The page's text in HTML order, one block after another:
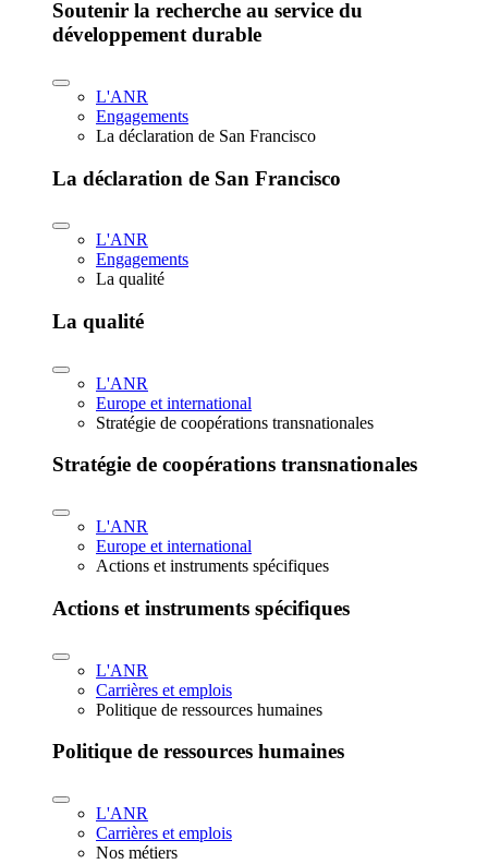
Soutenir la recherche au service du
développement durable
L'ANR
Engagements
La déclaration de San Francisco
La déclaration de San Francisco
L'ANR
Engagements
La qualité
La qualité
L'ANR
Europe et international
Stratégie de coopérations transnationales
Stratégie de coopérations transnationales
L'ANR
Europe et international
Actions et instruments spécifiques
Actions et instruments spécifiques
L'ANR
Carrières et emplois
Politique de ressources humaines
Politique de ressources humaines
L'ANR
Carrières et emplois
Nos métiers